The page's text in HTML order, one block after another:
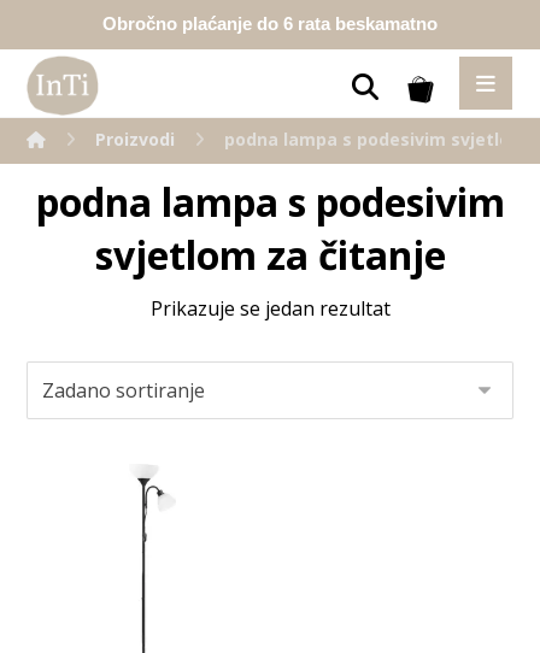
Obročno plaćanje do 6 rata beskamatno
Proizvodi podna lampa s podesivim svjetlom
podna lampa s podesivim
svjetlom za čitanje
Prikazuje se jedan rezultat